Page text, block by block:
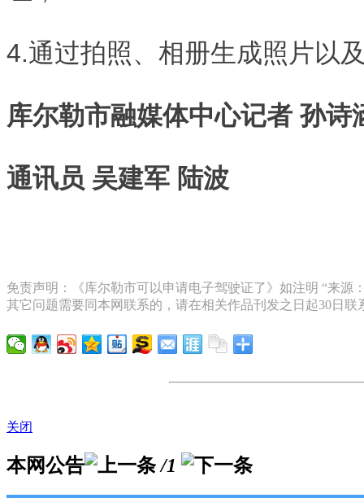
4.通过拍照、相册生成照片以
库尔勒市融媒体中心记者 孙诗
通讯员 吴建军 陆波
免责声明：《库尔勒市可以申请电子驾驶证了》如注明 “来
其它问题需要同本网联系的，请在相关作品刊发之日起30日联
关闭
本网公告 /1